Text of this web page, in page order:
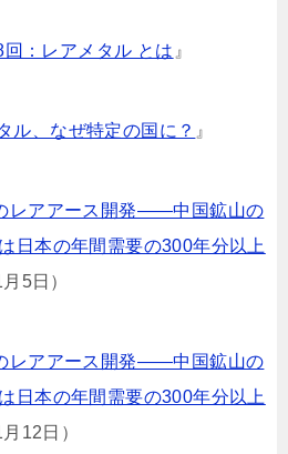
回：レアメタル とは 』
ル、なぜ特定の国に？ 』
レアアース開発――中国鉱山の
日本の年間需要の300年分以上
5日）
レアアース開発――中国鉱山の
日本の年間需要の300年分以上
12日）